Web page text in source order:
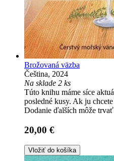
Brožovaná väzba
Čeština, 2024
Na sklade 2 ks
Túto knihu máme síce
posledné kusy. Ak ju
Dodanie ďalších môže
20,00 €
Vložiť do košíka